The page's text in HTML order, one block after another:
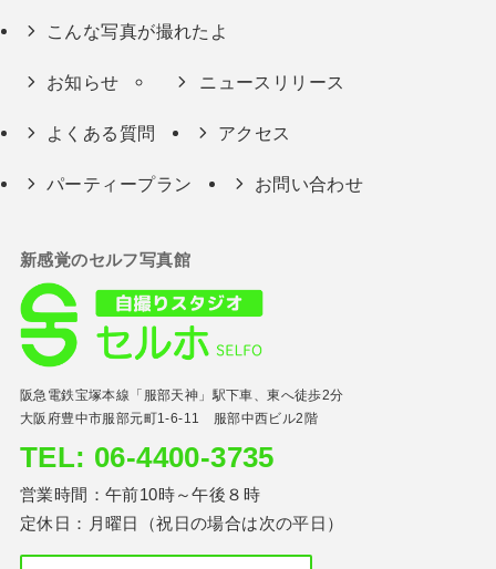
こんな写真が撮れたよ
お知らせ ニュースリリース
よくある質問 アクセス
パーティープラン お問い合わせ
新感覚のセルフ写真館
阪急電鉄宝塚本線「服部天神」駅下車、東へ徒歩2分
大阪府豊中市服部元町1-6-11 服部中西ビル2階
TEL: 06-4400-3735
営業時間：午前10時～午後８時
定休日：月曜日（祝日の場合は次の平日）